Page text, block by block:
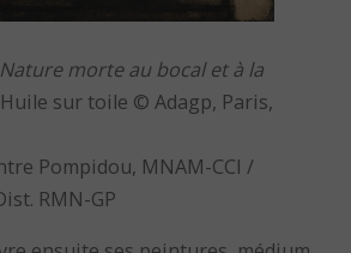
Nature morte au bocal et à la
Huile sur toile © Adagp, Paris,
Pompidou, MNAM-CCI /
RMN-GP